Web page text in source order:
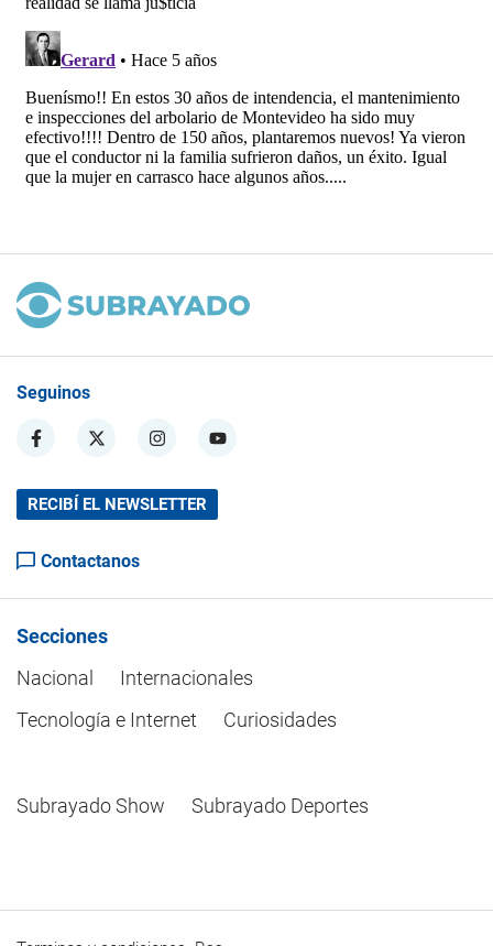
Seguinos
RECIBÍ EL NEWSLETTER
Contactanos
Secciones
Nacional
Internacionales
Tecnología e Internet
Curiosidades
Subrayado Show Subrayado Deportes